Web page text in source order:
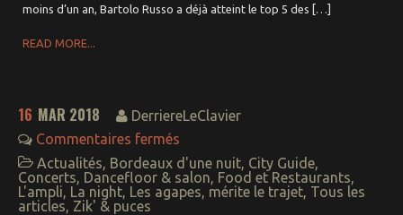
moins d’un an, Bartolo Russo a déjà atteint le top 5 des […]
READ MORE...
16 MAR 2018
DerriereLeClavier
Commentaires fermés
Actualités, Bordeaux d'une nuit, City Guide,
Concerts, Dancefloor & salon, Food et Restaurants,
L'ampli, La night, Les agapes, mérite le trajet, Tous les
articles, Zik' & puces